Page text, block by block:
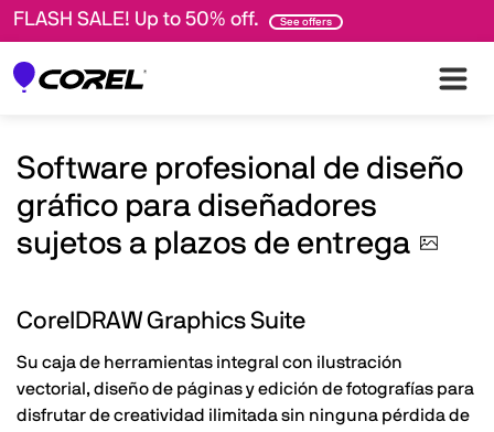
FLASH SALE! Up to 50% off. See offers
Software profesional de diseño
gráfico para diseñadores
sujetos a plazos de entrega
CorelDRAW Graphics Suite
Su caja de herramientas integral con ilustración
vectorial, diseño de páginas y edición de fotografías para
disfrutar de creatividad ilimitada sin ninguna pérdida de